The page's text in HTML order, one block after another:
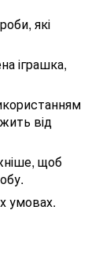
які
іграшка,
від
щоб
умовах.